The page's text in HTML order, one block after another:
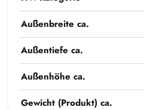
Außenbreite ca.
Außentiefe ca.
Außenhöhe ca.
Gewicht (Produkt) ca.